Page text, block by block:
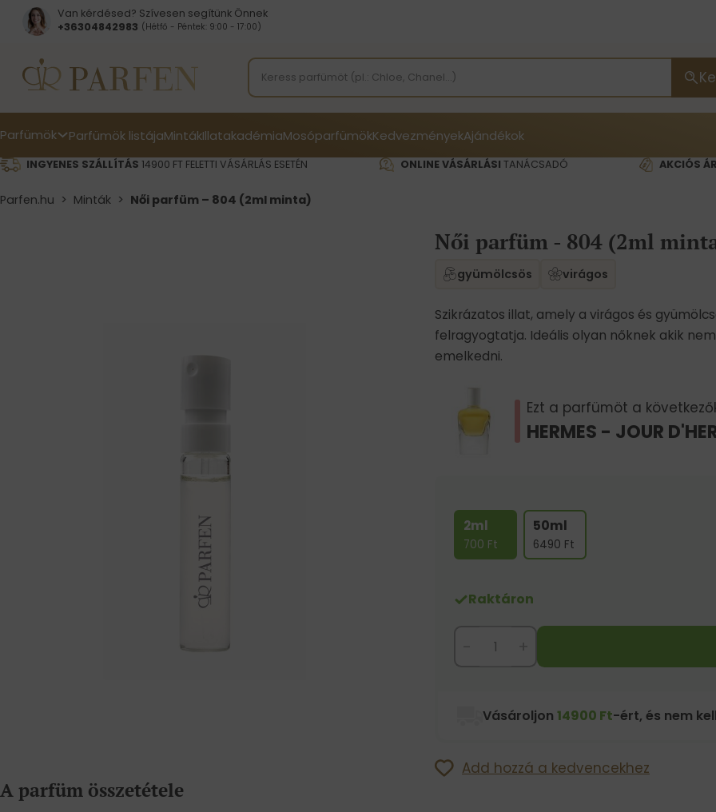
Van kérdésed? Szívesen segítünk Önnek
+36304842983 (Hétfő - Péntek: 9:00 - 17:00)
Parfümök Parfümök listájaMintákIllatakadémiaMosóparfümökKedvezményekAjándékok
INGYENES SZÁLLÍTÁS 14900 FT FELETTI VÁSÁRLÁS ESETÉN ONLINE VÁSÁRLÁSI TANÁCSADÓ AKCIÓS
Parfen.hu > Minták > Női parfüm – 804 (2ml minta)
Női parfüm - 804 (2ml
gyümölcsös virágos
Szikrázatos illat, amely a virágos és
felragyogtatja. Ideális olyan nőknek akik
emelkedni.
Ezt a parfümöt a
HERMES - JOUR
2ml
700 Ft
50ml
6490 Ft
Raktáron
Vásároljon 14900 Ft-ért, és nem
Add hozzá a kedvencekhez
A parfüm összetétele